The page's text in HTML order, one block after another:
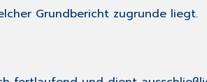
Grundbericht zugrunde liegt.